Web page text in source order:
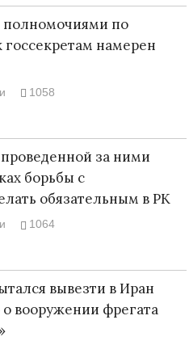
по
намерен
1058
за ними
борьбы с
обязательным в РК
1064
вывезти в Иран
вооружении фрегата